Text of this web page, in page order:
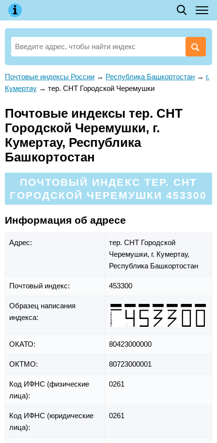
Почтовые индексы России → Республика Башкортостан → г.
Кумертау → тер. СНТ Городской Черемушки
Почтовые индексы тер. СНТ
Городской Черемушки, г.
Кумертау, Республика
Башкортостан
ПОЧТОВЫЙ ИНДЕКС ТЕР. СНТ
ГОРОДСКОЙ ЧЕРЕМУШКИ 453300
Информация об адресе
Адрес:
тер. СНТ Городской
Черемушки, г. Кумертау,
Республика Башкортостан
Почтовый индекс: 453300
Образец написания
индекса:
ОКАТО: 80423000000
ОКТМО: 80723000001
Код ИФНС (физические
лица):
0261
Код ИФНС (юридические
лица):
0261